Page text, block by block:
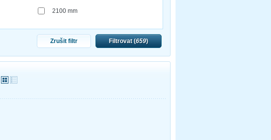
2100 mm
Zrušit filtr Filtrovat (659)